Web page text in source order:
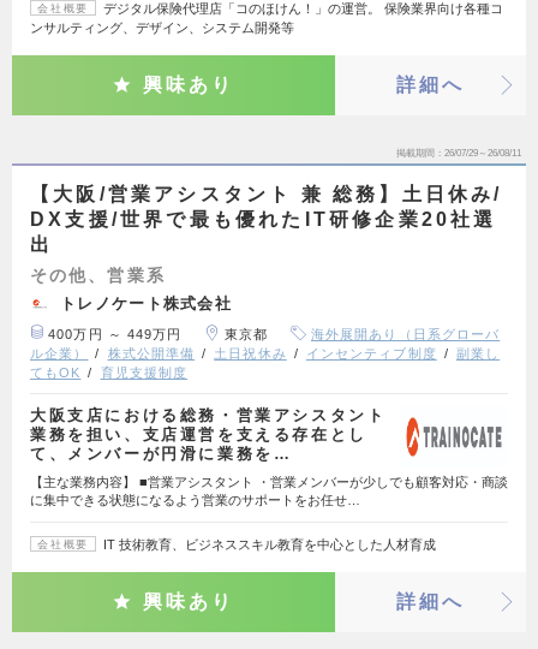
会社概要
デジタル保険代理店「コのほけん！」の運営。 保険業界向け各種コ
ンサルティング、デザイン、システム開発等
興味あり 詳細へ
掲載期間 26/07/29～26/08/11
【大阪/営業アシスタント 兼 総務】土日休み/
DX支援/世界で最も優れたIT研修企業20社選
出
その他、営業系
トレノケート株式会社
400万円 ～ 449万円 東京都
海外展開あり（日系グローバ
ル企業）
株式公開準備 土日祝休み インセンティブ制度
副業し
てもOK
育児支援制度
大阪支店における総務・営業アシスタント
業務を担い、支店運営を支える存在とし
て、メンバーが円滑に業務を…
【主な業務内容】 ■営業アシスタント ・営業メンバーが少しでも顧客対応・商談
に集中できる状態になるよう営業のサポートをお任せ…
会社概要 IT 技術教育、ビジネススキル教育を中心とした人材育成
興味あり 詳細へ